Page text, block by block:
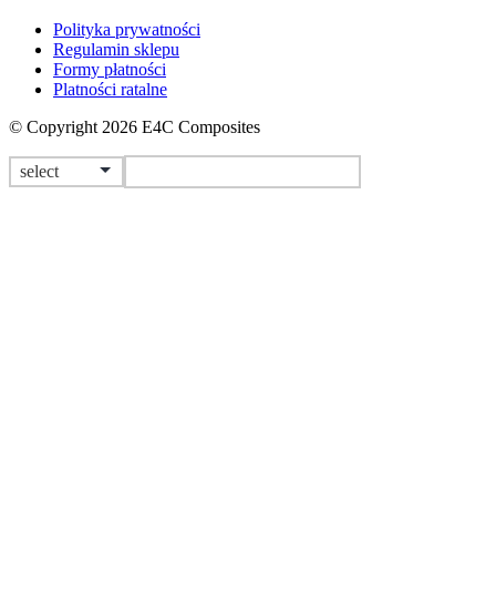
Polityka prywatności
Regulamin sklepu
Formy płatności
Platności ratalne
© Copyright 2026 E4C Composites